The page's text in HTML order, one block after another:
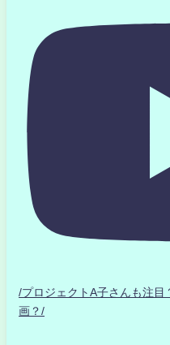
/プロジェクトA子さんも注
画？/